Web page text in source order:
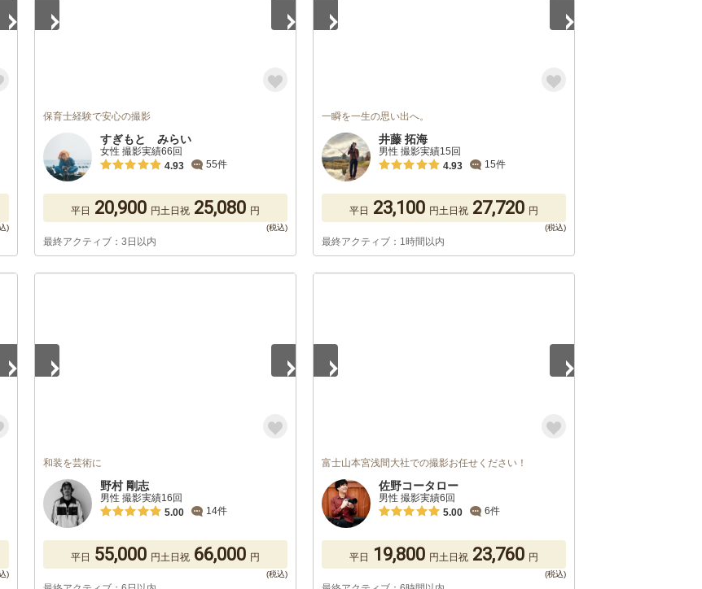
保育士経験で安心の撮影
すぎもと みらい
女性 撮影実績66回
4.93
55件
平日 20,900 円土日祝 25,080 円
最終アクティブ：3日以内
一瞬を一生の思い出へ。
井藤 拓海
男性 撮影実績15回
4.93
15件
平日 23,100 円土日祝 27,720 円
最終アクティブ：1時間以内
和装を芸術に
野村 剛志
男性 撮影実績16回
5.00
14件
平日 55,000 円土日祝 66,000 円
富士山本宮浅間大社での撮影お任せください！
佐野コータロー
男性 撮影実績6回
5.00
6件
平日 19,800 円土日祝 23,760 円